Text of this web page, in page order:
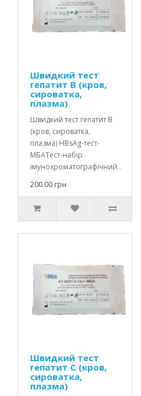
Швидкий тест
гепатит В (кров,
сироватка,
плазма)
Швидкий тест гепатит В
(кров, сироватка,
плазма) HBsAg-тест-
МБАТест-набір
імунохроматографічний..
200.00 грн
Швидкий тест
гепатит С (кров,
сироватка,
плазма)